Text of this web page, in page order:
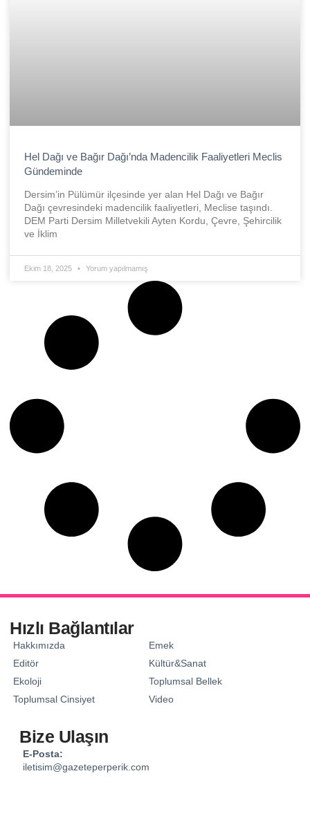
Hel Dağı ve Bağır Dağı’nda Madencilik Faaliyetleri Meclis
Gündeminde
Dersim’in Pülümür ilçesinde yer alan Hel Dağı ve Bağır
Dağı çevresindeki madencilik faaliyetleri, Meclise taşındı.
DEM Parti Dersim Milletvekili Ayten Kordu, Çevre, Şehircilik
ve İklim
Ekim 18, 2025 Yorum yapılmamış
Hızlı Bağlantılar
Hakkımızda
Editör
Ekoloji
Toplumsal Cinsiyet
Emek
Kültür&Sanat
Toplumsal Bellek
Video
Bize Ulaşın
E-Posta:
iletisim@gazeteperperik.com